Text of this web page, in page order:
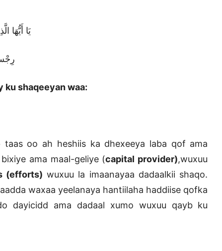
يَا أَيُّهَا
‘’
ku shaqeeyan waa:
taas oo ah heshiis ka dhexeeya laba qof ama
ama maal-geliye (capital provider),wuxuu
(efforts) wuxuu la imaanayaa dadaalkii shaqo.
waxaa yeelanaya hantiilaha haddiise qofka
dayicidd ama dadaal xumo wuxuu qayb ku